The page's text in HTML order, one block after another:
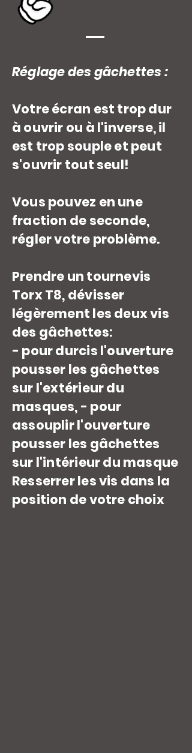
Réglage des gâchettes :
Votre écran est trop dur
à ouvrir ou à l'inverse, il
est trop souple et peut
s'ouvrir tout seul!
Vous pouvez en une
fraction de seconde,
régler votre problème.
Prendre un tournevis
Torx T8, dévisser
légèrement les deux vis
des gâchettes:
- pour durcis l'ouverture
pousser les gâchettes
sur l'extérieur du
masques, - pour
assouplir l'ouverture
pousser les gâchettes
sur l'intérieur du masque
Resserrer les vis dans la
position de votre choix